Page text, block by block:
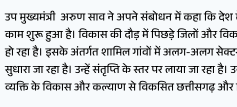
उप मुख्यमंत्री अरुण साव ने अपने संबोधन में कहा कि देश
काम शुरू हुआ है। विकास की दौड़ में पिछड़े जिलों और
हो रहा है। इसके अंतर्गत शामिल गांवों में अलग-अलग
सुधारा जा रहा है। उन्हें संतृप्ति के स्तर पर लाया जा रहा
व्यक्ति के विकास और कल्याण से विकसित छत्तीसगढ़ और